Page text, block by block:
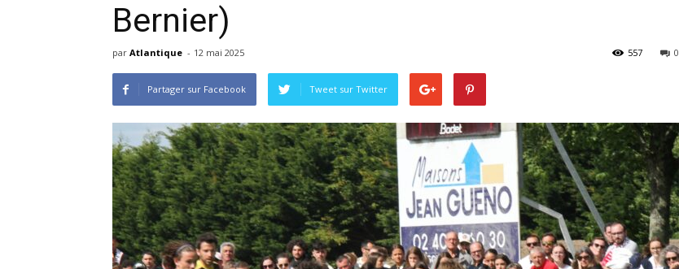
Bernier)
par Atlantique - 12 mai 2025 0
557
Partager sur Facebook Tweet sur Twitter